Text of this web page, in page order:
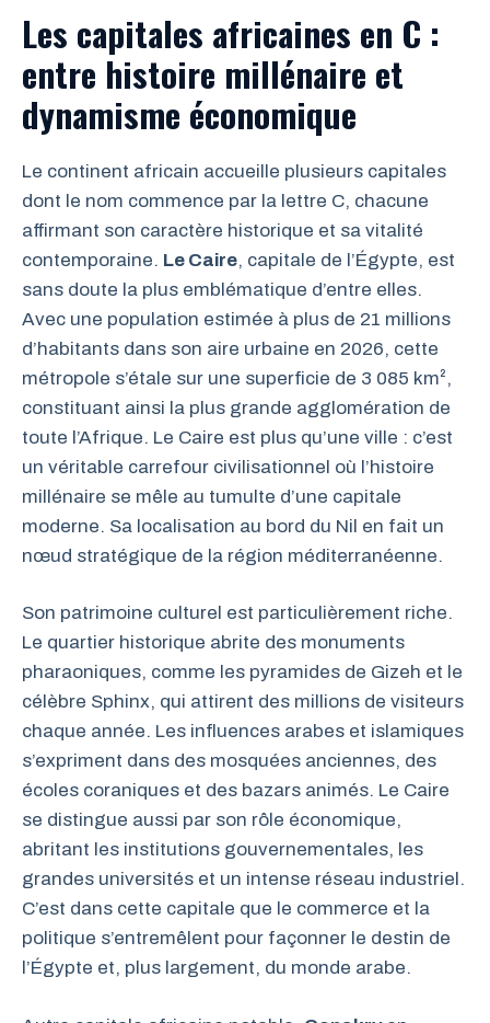
Les capitales africaines en C :
entre histoire millénaire et
dynamisme économique
Le continent africain accueille plusieurs capitales
dont le nom commence par la lettre C, chacune
affirmant son caractère historique et sa vitalité
contemporaine. Le Caire, capitale de l’Égypte, est
sans doute la plus emblématique d’entre elles.
Avec une population estimée à plus de 21 millions
d’habitants dans son aire urbaine en 2026, cette
métropole s’étale sur une superficie de 3 085 km²,
constituant ainsi la plus grande agglomération de
toute l’Afrique. Le Caire est plus qu’une ville : c’est
un véritable carrefour civilisationnel où l’histoire
millénaire se mêle au tumulte d’une capitale
moderne. Sa localisation au bord du Nil en fait un
nœud stratégique de la région méditerranéenne.
Son patrimoine culturel est particulièrement riche.
Le quartier historique abrite des monuments
pharaoniques, comme les pyramides de Gizeh et le
célèbre Sphinx, qui attirent des millions de visiteurs
chaque année. Les influences arabes et islamiques
s’expriment dans des mosquées anciennes, des
écoles coraniques et des bazars animés. Le Caire
se distingue aussi par son rôle économique,
abritant les institutions gouvernementales, les
grandes universités et un intense réseau industriel.
C’est dans cette capitale que le commerce et la
politique s’entremêlent pour façonner le destin de
l’Égypte et, plus largement, du monde arabe.